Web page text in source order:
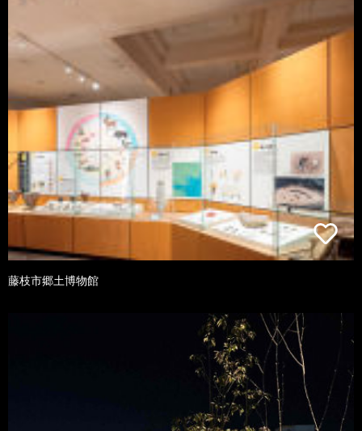
藤枝市郷土博物館